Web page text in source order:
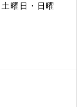
曜日・日曜